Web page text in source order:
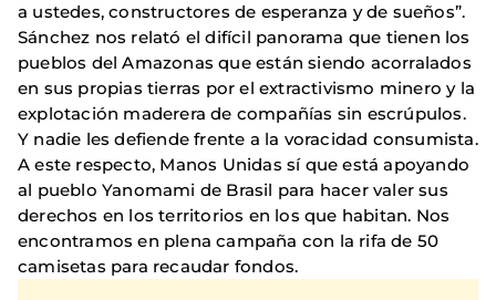
a ustedes, constructores de esperanza y de sueños”.
Sánchez nos relató el difícil panorama que tienen los
pueblos del Amazonas que están siendo acorralados
en sus propias tierras por el extractivismo minero y la
explotación maderera de compañías sin escrúpulos.
Y nadie les defiende frente a la voracidad consumista.
A este respecto, Manos Unidas sí que está apoyando
al pueblo Yanomami de Brasil para hacer valer sus
derechos en los territorios en los que habitan. Nos
encontramos en plena campaña con la rifa de 50
camisetas para recaudar fondos.